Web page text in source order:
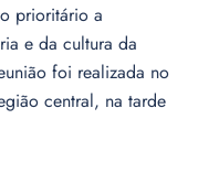
prioritário a
e da cultura da
foi realizada no
central, na tarde